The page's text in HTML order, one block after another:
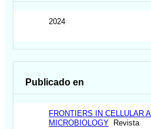
2024
Publicado en
FRONTIERS IN CELLULAR
MICROBIOLOGY Revista